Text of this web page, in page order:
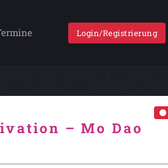
Login/Registrierung
– Mo Dao